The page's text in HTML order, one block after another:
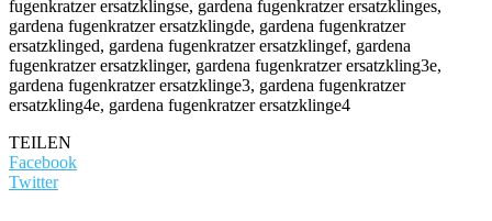
TEILEN
Facebook
Twitter